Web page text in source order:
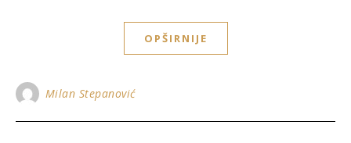
OPŠIRNIJE
Milan Stepanović